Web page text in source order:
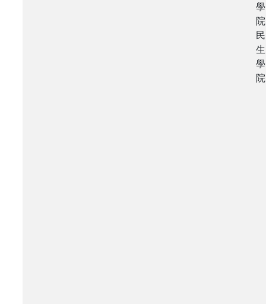
學
院
民
生
學
院